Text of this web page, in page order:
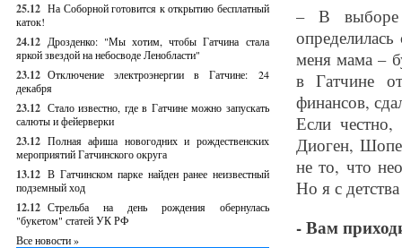
25.12 На Соборной готовится к открытию бесплатный
каток!
24.12 Дрозденко: "Мы хотим, чтобы Гатчина стала
яркой звездой на небосводе Ленобласти"
23.12 Отключение электроэнергии в Гатчине: 24
декабря
23.12 Стало известно, где в Гатчине можно запускать
салюты и фейерверки
23.12 Полная афиша новогодних и рождественских
мероприятий Гатчинского округа
13.12 В Гатчинском парке найден ранее неизвестный
подземный ход
12.12 Стрельба на день рождения обернулась
"букетом" статей УК РФ
Все новости »
– В выборе
меня мама –
в Гатчине
финансов,
Если
Диоген,
не то, что
Но я с
- Вам